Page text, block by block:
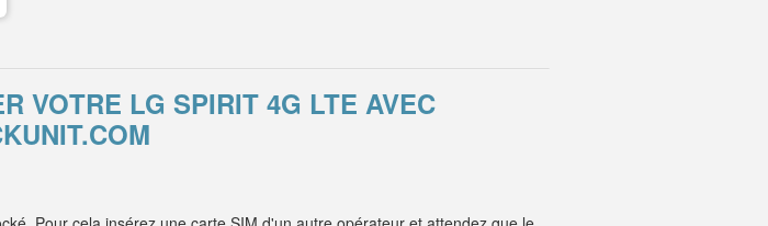
VOTRE LG SPIRIT 4G LTE AVEC